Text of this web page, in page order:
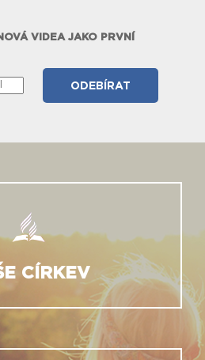
VIDEA JAKO PRVNÍ
CÍRKEV